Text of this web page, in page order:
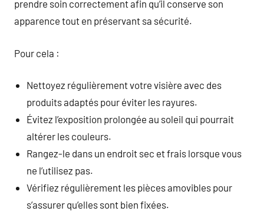
prendre soin correctement afin qu’il conserve son
apparence tout en préservant sa sécurité.
Pour cela :
Nettoyez régulièrement votre visière avec des
produits adaptés pour éviter les rayures.
Évitez l’exposition prolongée au soleil qui pourrait
altérer les couleurs.
Rangez-le dans un endroit sec et frais lorsque vous
ne l’utilisez pas.
Vérifiez régulièrement les pièces amovibles pour
s’assurer qu’elles sont bien fixées.